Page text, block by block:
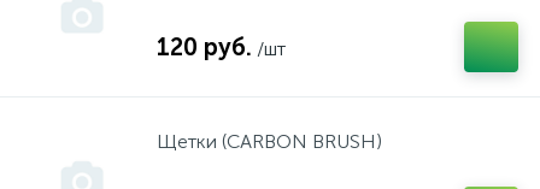
120 руб. /шт
Щетки (CARBON BRUSH)
Рулетки, уровни
Степлеры, скобы